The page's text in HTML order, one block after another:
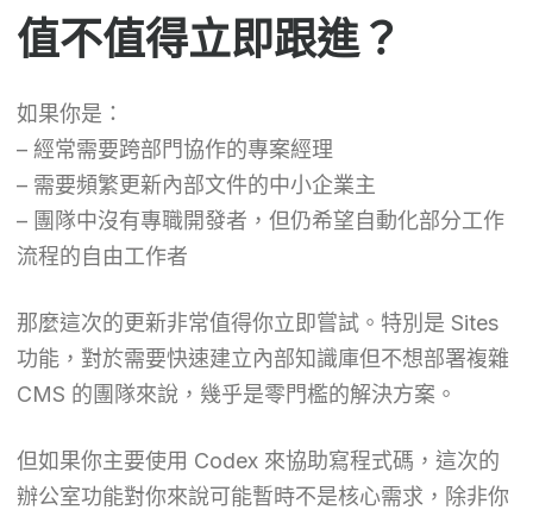
值不值得立即跟進？
如果你是：
– 經常需要跨部門協作的專案經理
– 需要頻繁更新內部文件的中小企業主
– 團隊中沒有專職開發者，但仍希望自動化部分工作
流程的自由工作者
那麼這次的更新非常值得你立即嘗試。特別是 Sites
功能，對於需要快速建立內部知識庫但不想部署複雜
CMS 的團隊來說，幾乎是零門檻的解決方案。
但如果你主要使用 Codex 來協助寫程式碼，這次的
辦公室功能對你來說可能暫時不是核心需求，除非你